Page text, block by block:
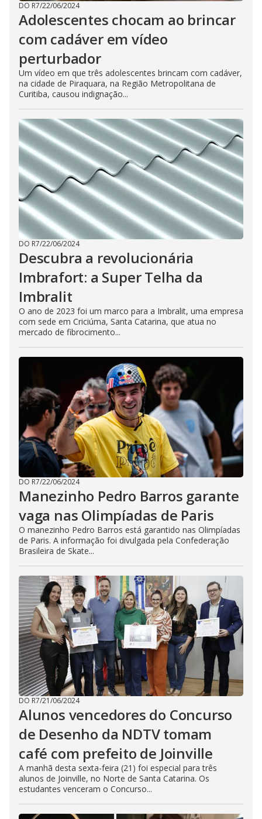
DO R7/22/06/2024
Adolescentes chocam ao brincar
com cadáver em vídeo
perturbador
Um vídeo em que três adolescentes brincam com cadáver,
na cidade de Piraquara, na Região Metropolitana de
Curitiba, causou indignação...
DO R7/22/06/2024
Descubra a revolucionária
Imbrafort: a Super Telha da
Imbralit
O ano de 2023 foi um marco para a Imbralit, uma empresa
com sede em Criciúma, Santa Catarina, que atua no
mercado de fibrocimento...
DO R7/22/06/2024
Manezinho Pedro Barros garante
vaga nas Olimpíadas de Paris
O manezinho Pedro Barros está garantido nas Olimpíadas
de Paris. A informação foi divulgada pela Confederação
Brasileira de Skate...
DO R7/21/06/2024
Alunos vencedores do Concurso
de Desenho da NDTV tomam
café com prefeito de Joinville
A manhã desta sexta-feira (21) foi especial para três
alunos de Joinville, no Norte de Santa Catarina. Os
estudantes venceram o Concurso...